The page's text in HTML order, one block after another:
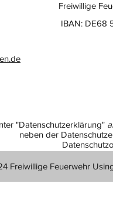
Freiwillige
IBAN: DE68
"Datenschutzerklärung"
neben der
Freiwillige Feuerwehr